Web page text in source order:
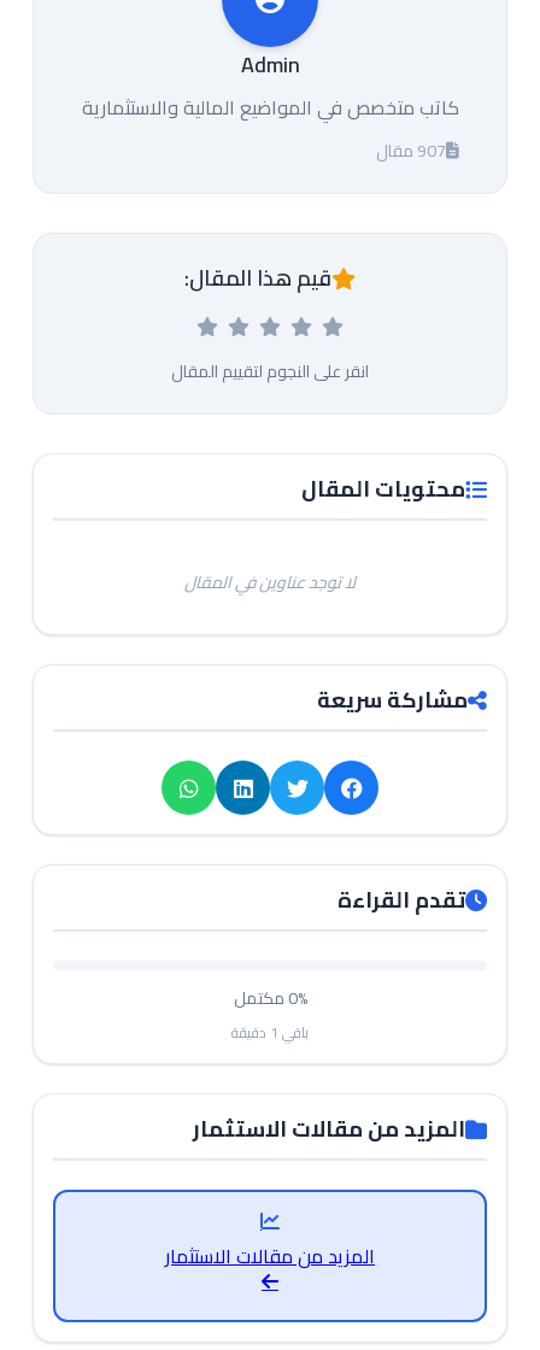
Admin
كاتب متخصص في المواضيع المالية والاستثمارية
907 مقال
قيم هذا المقال:
انقر على النجوم لتقييم المقال
محتويات المقال
لا توجد عناوين في المقال
مشاركة سريعة
تقدم القراءة
0%مكتمل
باقي 1 دقيقة
المزيد من مقالات الاستثمار
المزيد من مقالات الاستثمار